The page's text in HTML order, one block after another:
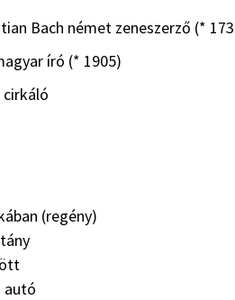
Bach német zeneszerző (*
író (* 1905)
(regény)
autó